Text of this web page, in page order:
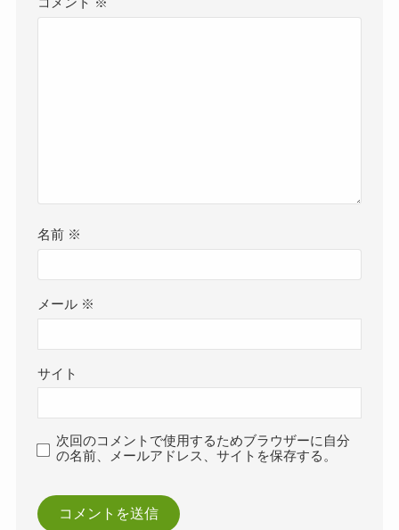
コメント ※
名前 ※
メール ※
サイト
次回のコメントで使用するためブラウザーに自分
の名前、メールアドレス、サイトを保存する。